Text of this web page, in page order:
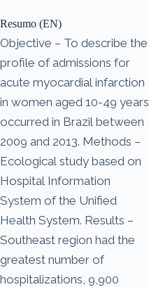
Resumo (EN)
Objective – To describe the
profile of admissions for
acute myocardial infarction
in women aged 10-49 years
occurred in Brazil between
2009 and 2013. Methods –
Ecological study based on
Hospital Information
System of the Unified
Health System. Results –
Southeast region had the
greatest number of
hospitalizations, 9,900